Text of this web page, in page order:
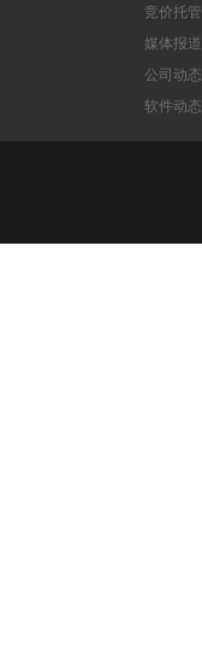
竞价托管
媒体报道
公司动态
软件动态